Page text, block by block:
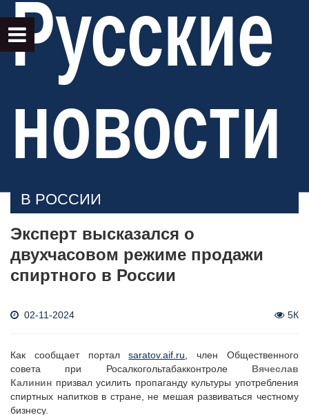
Русские
новости
В РОССИИ
Эксперт высказался о
двухчасовом режиме продажи
спиртного в России
02-11-2024 5К
Как сообщает порталsaratov.aif.ru , член Общественного
совета при Росалкогольтабакконтроле Вячеслав
Калинин призвал усилить пропаганду культуры употребления
спиртных напитков в стране, не мешая развиваться честному
бизнесу.